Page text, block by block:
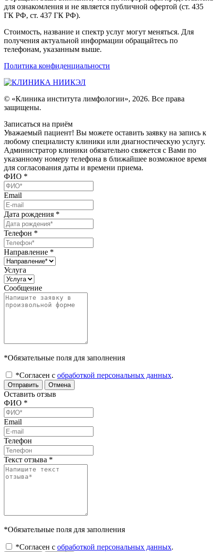
для ознакомления и не является публичной офертой (ст. 435
ГК РФ, ст. 437 ГК РФ).
Стоимость, название и спектр услуг могут меняться. Для
получения актуальной информации обращайтесь по
телефонам, указанным выше.
Политика конфиденциальности
© «Клиника института лимфологии», 2026. Все права
защищены.
Записаться на приём
Уважаемый пациент! Вы можете оставить заявку на запись к
любому специалисту клиники или диагностическую услугу.
Администратор клиники обязательно свяжется с Вами по
указанному номеру телефона в ближайшее возможное время
для согласования даты и времени приема.
ФИО *
Email
Дата рождения *
Телефон *
Направление *
Услуга
Сообщение
*Обязательные поля для заполнения
*Согласен с обработкой персональных данных.
Отправить Отмена
Оставить отзыв
ФИО *
Email
Телефон
Текст отзыва *
*Обязательные поля для заполнения
*Согласен с обработкой персональных данных.